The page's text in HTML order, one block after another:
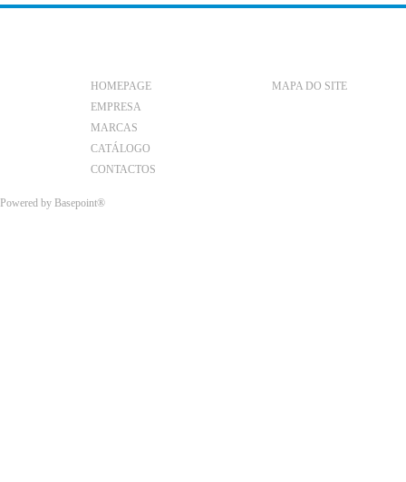
HOMEPAGE
EMPRESA
MARCAS
CATÁLOGO
CONTACTOS
MAPA DO SITE
Powered by Basepoint®